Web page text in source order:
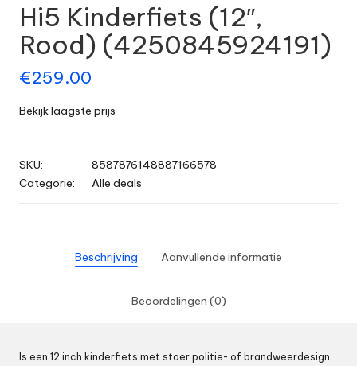
Hi5 Kinderfiets (12″,
Rood) (4250845924191)
€259.00
Bekijk laagste prijs
SKU:
8587876148887166578
Categorie:
Alle deals
Beschrijving Aanvullende informatie
Beoordelingen (0)
Is een 12 inch kinderfiets met stoer politie- of brandweerdesign